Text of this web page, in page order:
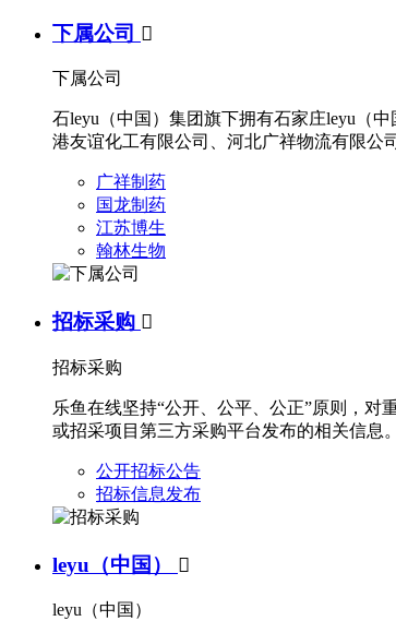
下属公司 
下属公司
石leyu（中国）集团旗下拥有石家庄leyu（
港友谊化工有限公司、河北广祥物流有限公
广祥制药
国龙制药
江苏博生
翰林生物
招标采购 
招标采购
乐鱼在线坚持“公开、公平、公正”原则，对
或招采项目第三方采购平台发布的相关信息。
公开招标公告
招标信息发布
leyu（中国） 
leyu（中国）